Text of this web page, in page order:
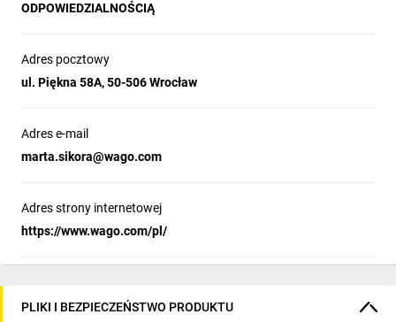
ODPOWIEDZIALNOŚCIĄ
Adres pocztowy
ul. Piękna 58A, 50-506 Wrocław
Adres e-mail
marta.sikora@wago.com
Adres strony internetowej
https://www.wago.com/pl/
PLIKI I BEZPIECZEŃSTWO PRODUKTU